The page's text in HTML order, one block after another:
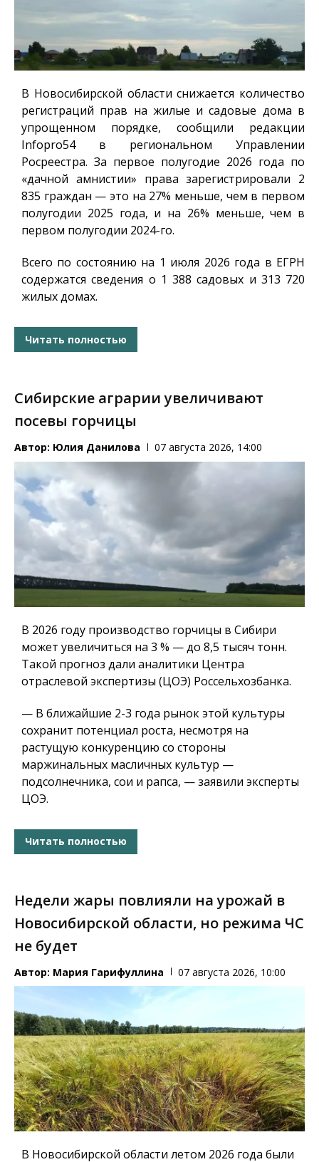
В Новосибирской области снижается количество
регистраций прав на жилые и садовые дома в
упрощенном порядке, сообщили редакции
Infopro54в региональном Управлении
Росреестра. За первое полугодие 2026 года по
«дачной амнистии» права зарегистрировали 2
835 граждан — это на 27% меньше, чем в первом
полугодии 2025 года, и на 26% меньше, чем в
первом полугодии 2024-го.
Всего по состоянию на 1 июля 2026 года в ЕГРН
содержатся сведения о 1 388 садовых и 313 720
жилых домах.
Читать полностью
Сибирские аграрии увеличивают
посевы горчицы
Автор: Юлия Данилова 07 августа 2026, 14:00
В 2026 году производство горчицы в Сибири
может увеличиться на 3 % — до 8,5 тысяч тонн.
Такой прогноз дали аналитики Центра
отраслевой экспертизы (ЦОЭ) Россельхозбанка.
— В ближайшие 2-3 года рынок этой культуры
сохранит потенциал роста, несмотря на
растущую конкуренцию со стороны
маржинальных масличных культур —
подсолнечника, сои и рапса, — заявили эксперты
ЦОЭ.
Читать полностью
Недели жары повлияли на урожай в
Новосибирской области, но режима ЧС
не будет
Автор: Мария Гарифуллина 07 августа 2026, 10:00
В Новосибирской области летом 2026 года были